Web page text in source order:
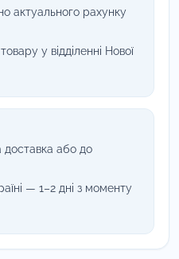
корозії
з полімерів, скла,
знебарвлює тканини.
зберігають
зберігання в
актуального рахунку
у відділенні Нової
або до
— 1–2 дні з моменту